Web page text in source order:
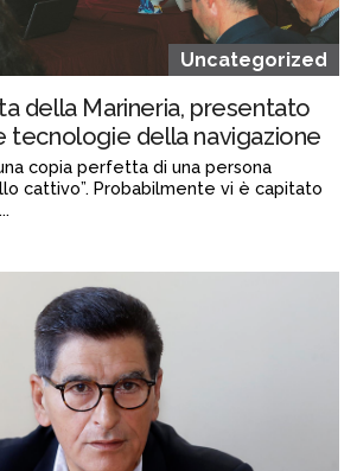
Uncategorized
della Marineria, presentato
tecnologie della navigazione
copia perfetta di una persona
cattivo”. Probabilmente vi è capitato
3 days fa